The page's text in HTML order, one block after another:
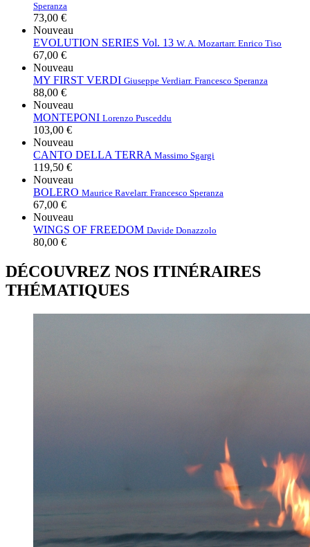
Speranza
73,00 €
Nouveau
EVOLUTION SERIES Vol. 13 W. A. Mozartarr. Enrico Tiso
67,00 €
Nouveau
MY FIRST VERDI Giuseppe Verdiarr. Francesco Speranza
88,00 €
Nouveau
MONTEPONI Lorenzo Pusceddu
103,00 €
Nouveau
CANTO DELLA TERRA Massimo Sgargi
119,50 €
Nouveau
BOLERO Maurice Ravelarr. Francesco Speranza
67,00 €
Nouveau
WINGS OF FREEDOM Davide Donazzolo
80,00 €
DÉCOUVREZ NOS ITINÉRAIRES
THÉMATIQUES